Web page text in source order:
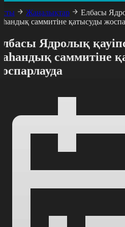
Жаңалықтар
Елбасы
саммитіне қатысуды
Ядролық
саммитіне